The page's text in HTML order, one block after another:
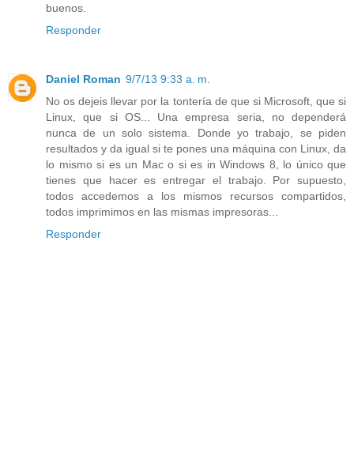
buenos.
Responder
Daniel Roman 9/7/13 9:33 a. m.
No os dejeis llevar por la tontería de que si Microsoft, que si
Linux, que si OS... Una empresa seria, no dependerá
nunca de un solo sistema. Donde yo trabajo, se piden
resultados y da igual si te pones una máquina con Linux, da
lo mismo si es un Mac o si es in Windows 8, lo único que
tienes que hacer es entregar el trabajo. Por supuesto,
todos accedemos a los mismos recursos compartidos,
todos imprimimos en las mismas impresoras...
Responder